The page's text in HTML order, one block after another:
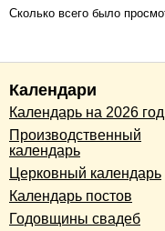
Сколько всего было
Календари
Календарь на 2026 год
Производственный
календарь
Церковный календарь
Календарь постов
Годовщины свадеб